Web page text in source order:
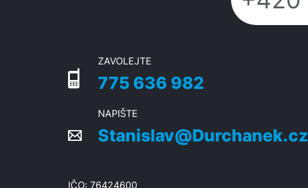
ZAVOLEJTE
775 636 982
NAPIŠTE
Stanislav@Durchanek.cz
IČO: 76424600